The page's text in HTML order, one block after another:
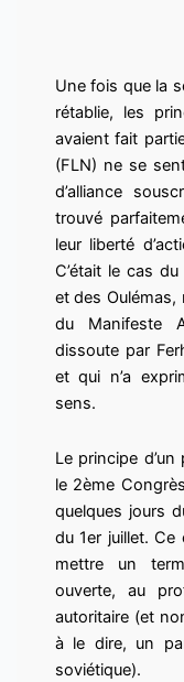
Une fois que la
rétablie, les
avaient fait
(FLN) ne se
d’alliance
trouvé
leur liberté
C’était le cas
et des Oulémas,
du Manifeste
dissoute par
et qui n’a
sens.
Le principe
le 2ème
quelques jours
du 1er juillet.
mettre un
ouverte, au
autoritaire (et
à le dire, un
soviétique).